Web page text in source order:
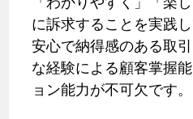
に訴求することを実践し
安心で納得感のある取
な経験による顧客掌握
ョン能力が不可欠です。